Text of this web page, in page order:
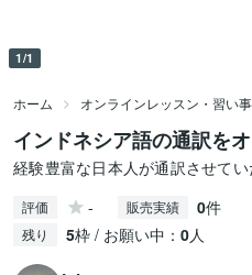
1/1
ホーム オンラインレッスン・習い事
インドネシア語の通訳を
経験豊富な日本人が通訳させて
評価 - 販売実績 0件
残り 5枠 / お願い中： 0人